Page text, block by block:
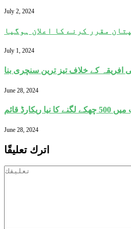
July 2, 2024
مقرر کرنے کا اعلان ہوگیا
July 1, 2024
June 28, 2024
June 28, 2024
اترك تعليقًا